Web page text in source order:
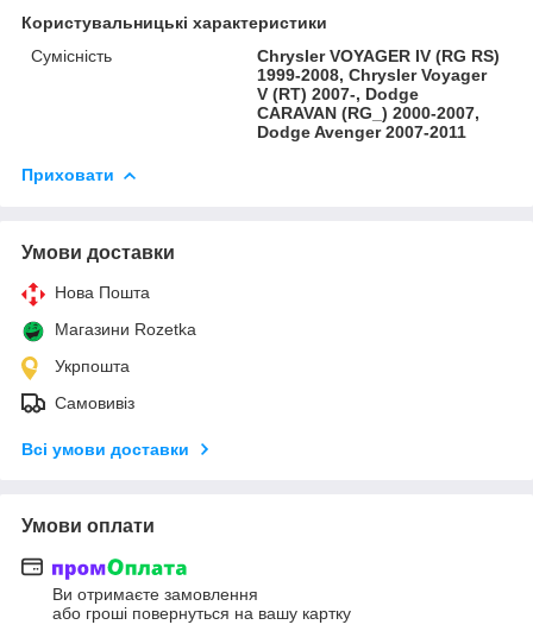
Користувальницькі характеристики
Сумісність
Chrysler VOYAGER IV (RG RS)
1999-2008, Chrysler Voyager
V (RT) 2007-, Dodge
CARAVAN (RG_) 2000-2007,
Dodge Avenger 2007-2011
Приховати
Умови доставки
Нова Пошта
Магазини Rozetka
Укрпошта
Самовивіз
Всі умови доставки
Умови оплати
Ви отримаєте замовлення
або гроші повернуться на вашу картку